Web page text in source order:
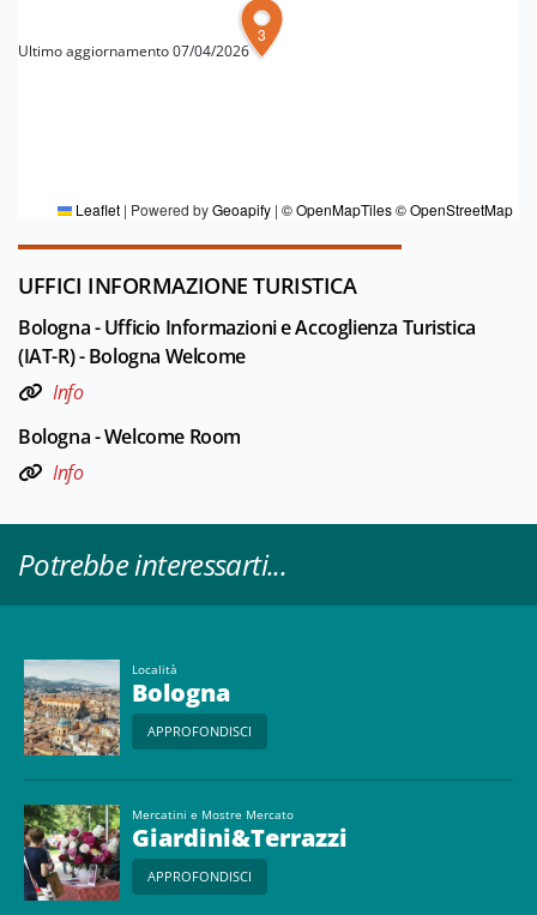
3
Leaflet | Powered byGeoapify | © OpenMapTiles© OpenStreetMap
Ultimo aggiornamento 07/04/2026
UFFICI INFORMAZIONE TURISTICA
Bologna - Ufficio Informazioni e Accoglienza Turistica
(IAT-R) - Bologna Welcome
Info
Bologna - Welcome Room
Info
Potrebbe interessarti...
Località
Bologna
APPROFONDISCI
Mercatini e Mostre Mercato
Giardini&Terrazzi
APPROFONDISCI